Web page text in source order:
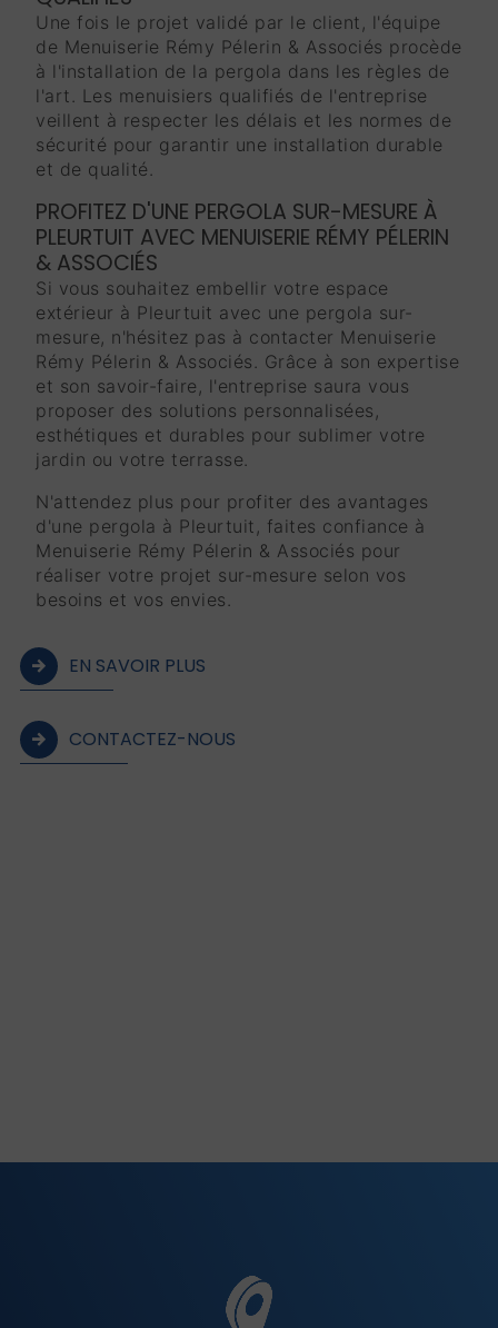
Une fois le projet validé par le client, l'équipe
de Menuiserie Rémy Pélerin & Associés procède
à l'installation de la pergola dans les règles de
l'art. Les menuisiers qualifiés de l'entreprise
veillent à respecter les délais et les normes de
sécurité pour garantir une installation durable
et de qualité.
PROFITEZ D'UNE PERGOLA SUR-MESURE À
PLEURTUIT AVEC MENUISERIE RÉMY PÉLERIN
& ASSOCIÉS
Si vous souhaitez embellir votre espace
extérieur à Pleurtuit avec une pergola sur-
mesure, n'hésitez pas à contacter Menuiserie
Rémy Pélerin & Associés. Grâce à son expertise
et son savoir-faire, l'entreprise saura vous
proposer des solutions personnalisées,
esthétiques et durables pour sublimer votre
jardin ou votre terrasse.
N'attendez plus pour profiter des avantages
d'une pergola à Pleurtuit, faites confiance à
Menuiserie Rémy Pélerin & Associés pour
réaliser votre projet sur-mesure selon vos
besoins et vos envies.
EN SAVOIR PLUS
CONTACTEZ-NOUS